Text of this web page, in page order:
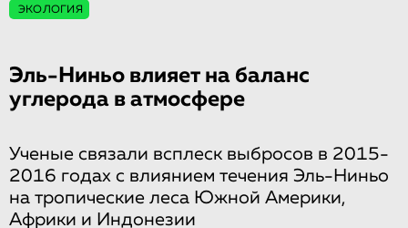
ЭКОЛОГИЯ
Эль-Ниньо влияет на баланс
углерода в атмосфере
Ученые связали всплеск выбросов в 2015-
2016 годах с влиянием течения Эль-Ниньо
на тропические леса Южной Америки,
Африки и Индонезии